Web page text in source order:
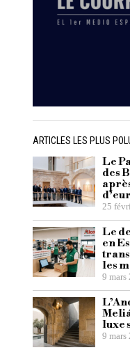
ARTICLES LES PLUS
Le
des
25
Le
en
les
9 mars
luxe
9 mars